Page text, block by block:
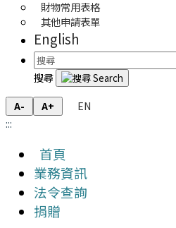
財物常用表格
其他申請表單
English
搜尋
A- A+
EN
:::
首頁
業務資訊
法令查詢
捐贈